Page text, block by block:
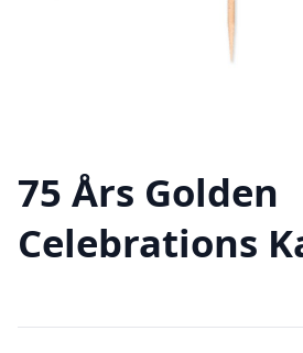
75 Års Golden
Celebrations